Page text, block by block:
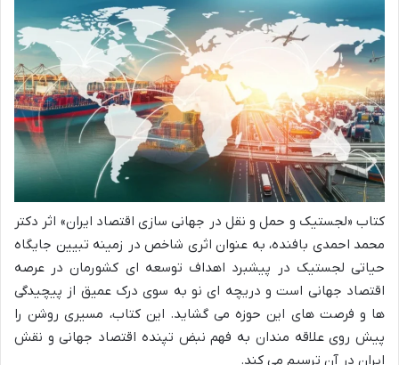
کتاب «لجستیک و حمل و نقل در جهانی سازی اقتصاد ایران» اثر دکتر
محمد احمدی بافنده، به عنوان اثری شاخص در زمینه تبیین جایگاه
حیاتی لجستیک در پیشبرد اهداف توسعه ای کشورمان در عرصه
اقتصاد جهانی است و دریچه ای نو به سوی درک عمیق از پیچیدگی
ها و فرصت های این حوزه می گشاید. این کتاب، مسیری روشن را
پیش روی علاقه مندان به فهم نبض تپنده اقتصاد جهانی و نقش
ایران در آن ترسیم می کند.